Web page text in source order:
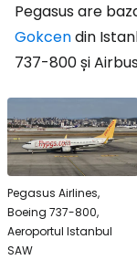
Pegasus are
Gokcendin
737-800 și
Pegasus Airlines,
Boeing 737-800,
Aeroportul Istanbul
SAW